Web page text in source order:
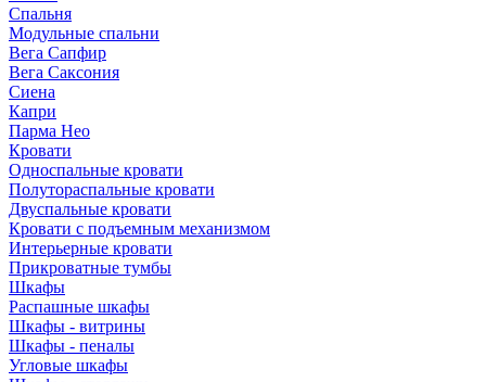
Спальня
Модульные спальни
Вега Сапфир
Вега Саксония
Сиена
Капри
Парма Нео
Кровати
Односпальные кровати
Полутораспальные кровати
Двуспальные кровати
Кровати с подъемным механизмом
Интерьерные кровати
Прикроватные тумбы
Шкафы
Распашные шкафы
Шкафы - витрины
Шкафы - пеналы
Угловые шкафы